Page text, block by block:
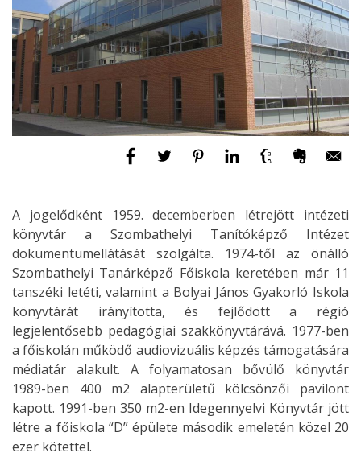
A jogelődként 1959. decemberben létrejött intézeti
könyvtár a Szombathelyi Tanítóképző Intézet
dokumentumellátását szolgálta. 1974-től az önálló
Szombathelyi Tanárképző Főiskola keretében már 11
tanszéki letéti, valamint a Bolyai János Gyakorló Iskola
könyvtárát irányította, és fejlődött a régió
legjelentősebb pedagógiai szakkönyvtárává. 1977-ben
a főiskolán működő audiovizuális képzés támogatására
médiatár alakult. A folyamatosan bővülő könyvtár
1989-ben 400 m2 alapterületű kölcsönzői pavilont
kapott. 1991-ben 350 m2-en Idegennyelvi Könyvtár jött
létre a főiskola “D” épülete második emeletén közel 20
ezer kötettel.